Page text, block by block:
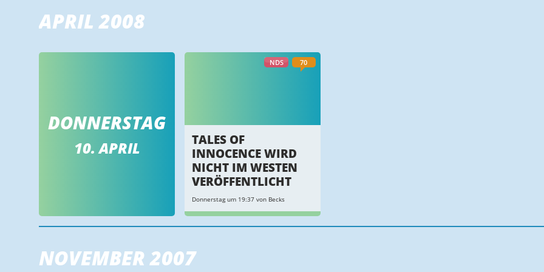
APRIL 2008
DONNERSTAG
10. APRIL
NDS 70
TALES OF
INNOCENCE WIRD
NICHT IM WESTEN
VERÖFFENTLICHT
Donnerstag um 19:37 von Becks
NOVEMBER 2007